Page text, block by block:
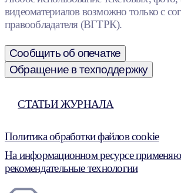
видеоматериалов возможно только с
правообладателя (ВГТРК).
Сообщить об опечатке
Обращение в техподдержку
СТАТЬИ ЖУРНАЛА
Политика обработки файлов cookie
На информационном ресурсе
рекомендательные технологии